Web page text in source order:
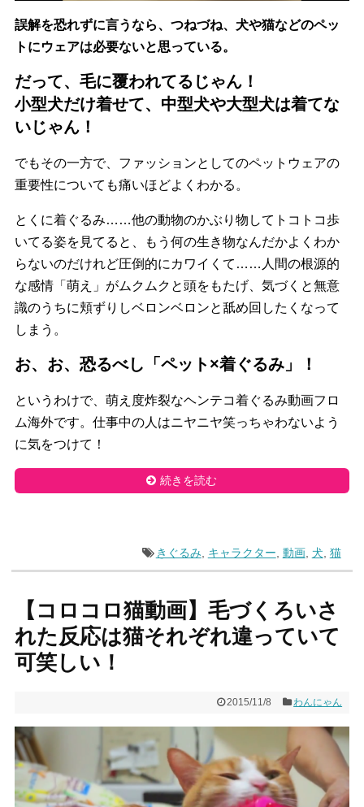
誤解を恐れずに言うなら、つねづね、 犬や猫などのペッ
トにウェアは必要ないと思っている。
だって、毛に覆われてるじゃん！
小型犬だけ着せて、中型犬や大型犬は着てな
いじゃん！
でもその一方で、 ファッションとしてのペットウェアの
重要性についても痛いほどよ くわかる。
とくに着ぐるみ……他の動物のかぶり物してトコトコ歩
いてる姿を見てると、
もう何の生き物なんだかよくわか
らないのだけれど圧倒的にカワイ くて……人間の根源的
な感情「萌え」がムクムクと頭をもたげ、気づくと無意
識のうちに頬ずりしベロンベロンと舐め回したくなって
しまう。
お、お、恐るべし「ペット×着ぐるみ」！
というわけで、萌え度炸裂なヘンテコ着ぐるみ動画フロ
ム海外です。仕事中の人はニヤニヤ笑っちゃわないよう
に気をつけて！
続きを読む
きぐるみ キャラクター 動画, 犬 猫
【コロコロ猫動画】毛づくろいさ
れた反応は猫それぞれ違っていて
可笑しい！
2015/11/8 わんにゃん